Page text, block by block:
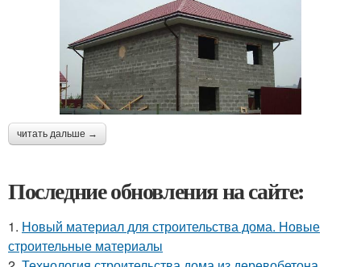
читать дальше →
Последние обновления на сайте:
1. Новый материал для строительства дома. Новые
строительные материалы